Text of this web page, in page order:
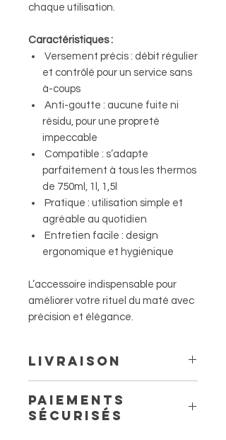
chaque utilisation.
Caractéristiques :
Versement précis : débit régulier
et contrôlé pour un service sans
à-coups
Anti-goutte : aucune fuite ni
résidu, pour une propreté
impeccable
Compatible : s’adapte
parfaitement à tous les thermos
de 750ml, 1l, 1,5l
Pratique : utilisation simple et
agréable au quotidien
Entretien facile : design
ergonomique et hygiénique
L’accessoire indispensable pour
améliorer votre rituel du maté avec
précision et élégance.
Livraison
6.60 €
Livraison en point relais à partir
Paiements
sécurisés